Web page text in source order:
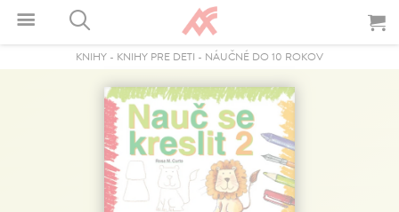
KNIHY - KNIHY PRE DETI - NÁUČNÉ DO 10 ROKOV